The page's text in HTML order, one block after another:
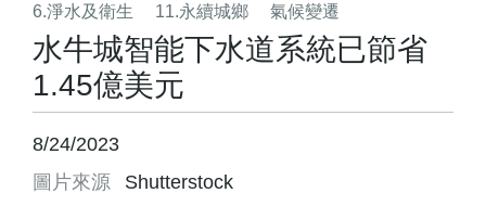
6.淨水及衛生 11.永續城鄉 氣候變遷
水牛城智能下水道系統已節省
1.45億美元
8/24/2023
圖片來源
Shutterstock